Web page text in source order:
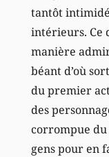
tantôt
intérieurs. Ce
manière
béant d’où
du premier
des
corrompue du
gens pour en